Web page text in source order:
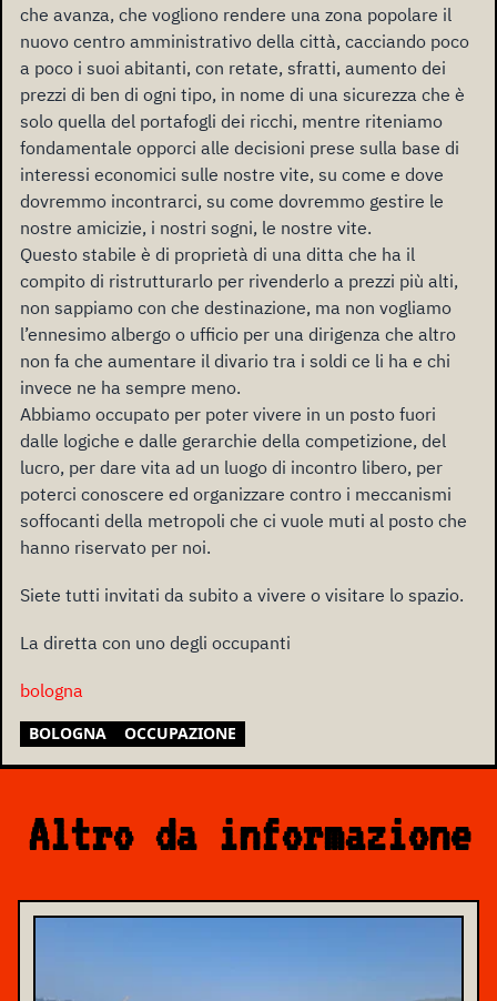
che avanza, che vogliono rendere una zona popolare il
nuovo centro amministrativo della città, cacciando poco
a poco i suoi abitanti, con retate, sfratti, aumento dei
prezzi di ben di ogni tipo, in nome di una sicurezza che è
solo quella del portafogli dei ricchi, mentre riteniamo
fondamentale opporci alle decisioni prese sulla base di
interessi economici sulle nostre vite, su come e dove
dovremmo incontrarci, su come dovremmo gestire le
nostre amicizie, i nostri sogni, le nostre vite.
Questo stabile è di proprietà di una ditta che ha il
compito di ristrutturarlo per rivenderlo a prezzi più alti,
non sappiamo con che destinazione, ma non vogliamo
l’ennesimo albergo o ufficio per una dirigenza che altro
non fa che aumentare il divario tra i soldi ce li ha e chi
invece ne ha sempre meno.
Abbiamo occupato per poter vivere in un posto fuori
dalle logiche e dalle gerarchie della competizione, del
lucro, per dare vita ad un luogo di incontro libero, per
poterci conoscere ed organizzare contro i meccanismi
soffocanti della metropoli che ci vuole muti al posto che
hanno riservato per noi.
Siete tutti invitati da subito a vivere o visitare lo spazio.
La diretta con uno degli occupanti
bologna
BOLOGNA OCCUPAZIONE
Altro da informazione